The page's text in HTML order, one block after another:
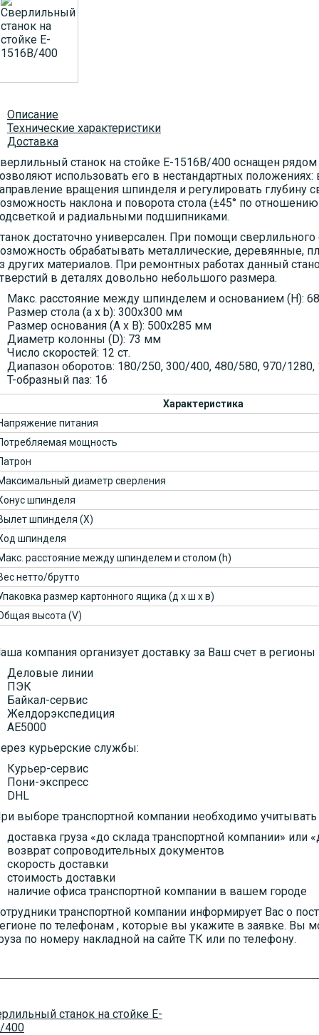
Описание
Технические характеристики
Доставка
станок на стойке Е-1516В/400 оснащен
использовать его в нестандартных положениях:
вращения шпинделя и регулировать глубину
наклона и поворота стола (±45° по
и радиальными подшипниками.
достаточно универсален. При помощи сверлильного
обрабатывать металлические, деревянные,
других материалов. При ремонтных работах данный
в деталях довольно небольшого размера.
Макс. расстояние между шпинделем и основанием (H):
Размер стола (a x b): 300x300 мм
Размер основания (A x B): 500x285 мм
Диаметр колонны (D): 73 мм
Число скоростей: 12 ст.
Диапазон оборотов: 180/250, 300/400, 480/580, 970/
T-образный паз: 16
Характеристика
питания
мощность
диаметр сверления
шпинделя
шпинделя (X)
шпинделя
расстояние между шпинделем и столом (h)
нетто/брутто
размер картонного ящика (д x ш x в)
высота (V)
компания организует доставку за Ваш счет в
Деловые линии
ПЭК
Байкал-сервис
Желдорэкспедиция
АЕ5000
курьерские службы:
Курьер-сервис
Пони-экспресс
DHL
выборе транспортной компании необходимо
доставка груза «до склада транспортной компании» или
возврат сопроводительных документов
скорость доставки
стоимость доставки
наличие офиса транспортной компании в вашем городе
транспортной компании информирует Вас о
по телефонам , которые вы укажите в заявке. Вы
по номеру накладной на сайте ТК или по телефону.
станок на стойке E-
400